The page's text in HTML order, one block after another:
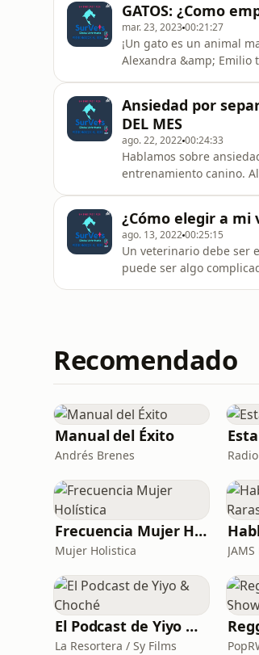
casa con alguien o en
GATOS: ¿Como
mar. 23, 202300:21:27
¡Un gato es un animal
Alexandra &amp; Emilio
enfermedades a tus
Ansiedad por
DEL MES
ago. 22, 202200:24:33
Hablamos sobre
entrenamiento canino.
¿Cómo elegir a mi
ago. 13, 202200:25:15
Un veterinario debe ser
puede ser algo
Recomendado
Manual del Éxito
Andrés Brenes
Frecuencia Mujer Holística
Mujer Holistica
El Podcast de Yiyo & Choché
La Resortera / Sy Films